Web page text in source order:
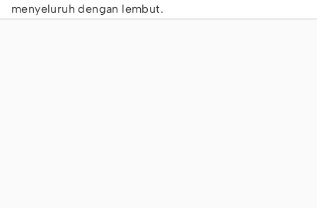
menyeluruh dengan lembut.